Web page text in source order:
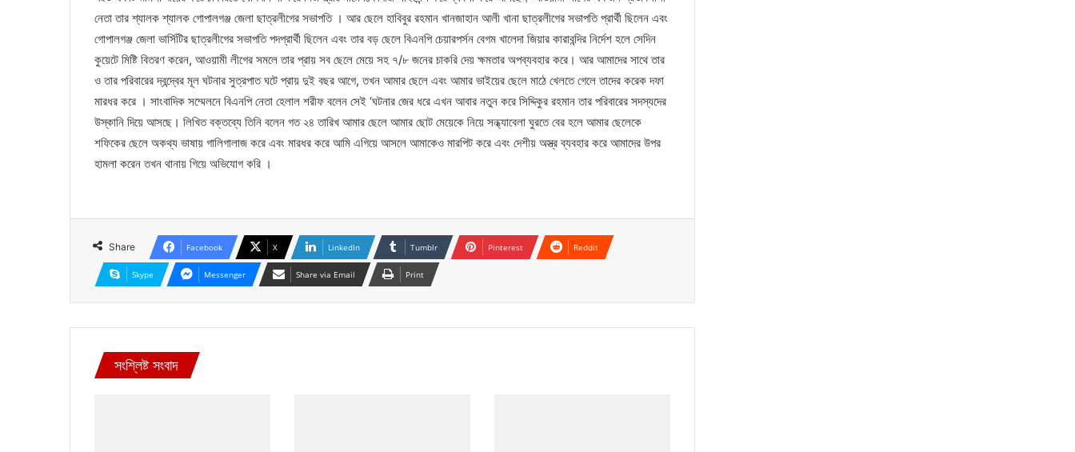
নেতা তার শ্যালক শ্যালক গোপালগঞ্জ জেলা ছাত্রলীগের সভাপতি । আর ছেলে হাবিবুর রহমান খানজাহান আলী খানা ছাত্রলীগের সভাপতি প্রার্থী ছিলেন এবং
গোপালগঞ্জ জেলা ভার্সিটির ছাত্রলীগের সভাপতি পদপ্রার্থী ছিলেন এবং তার বড় ছেলে বিএনপি চেয়ারপর্সন বেগম খালেদা জিয়ার কারাবন্দির নির্দেশ হলে সেদিন
কুয়েটে মিষ্টি বিতরণ করেন, আওয়ামী লীগের সমলে তার প্রায় সব ছেলে মেয়ে সহ ৭/৮ জনের চাকরি দেয় ক্ষমতার অপব্যবহার করে। আর আমাদের সাথে তার
ও তার পরিবারের দ্বন্দ্বের মূল ঘটনার সুত্রপাত ঘটে প্রায় দুই বছর আগে, তখন আমার ছেলে এবং আমার ভাইয়ের ছেলে মাঠে খেলতে গেলে তাদের করেক দফা
মারধর করে । সাংবাদিক সম্মেলনে বিএনপি নেতা হেলাল শরীফ বলেন সেই ‘ঘটনার জের ধরে এখন আবার নতুন করে সিদ্দিকুর রহমান তার পরিবারের সদস্যদের
উস্কানি দিয়ে আসছে। লিখিত বক্তব্যে তিনি বলেন গত ২৪ তারিখ আমার ছেলে আমার ছোট মেয়েকে নিয়ে সন্ধ্যাবেলা ঘুরতে বের হলে আমার ছেলেকে
শফিকের ছেলে অকথ্য ভাষায় গালিগালাজ করে এবং মারধর করে আমি এগিয়ে আসলে আমাকেও মারপিট করে এবং দেশীয় অস্ত্র ব্যবহার করে আমাদের উপর
হামলা করেন তখন থানায় গিয়ে অভিযোগ করি ।
Share Facebook X LinkedIn Tumblr Pinterest Reddit
Skype Messenger Share via Email Print
সংশ্লিষ্ট সংবাদ